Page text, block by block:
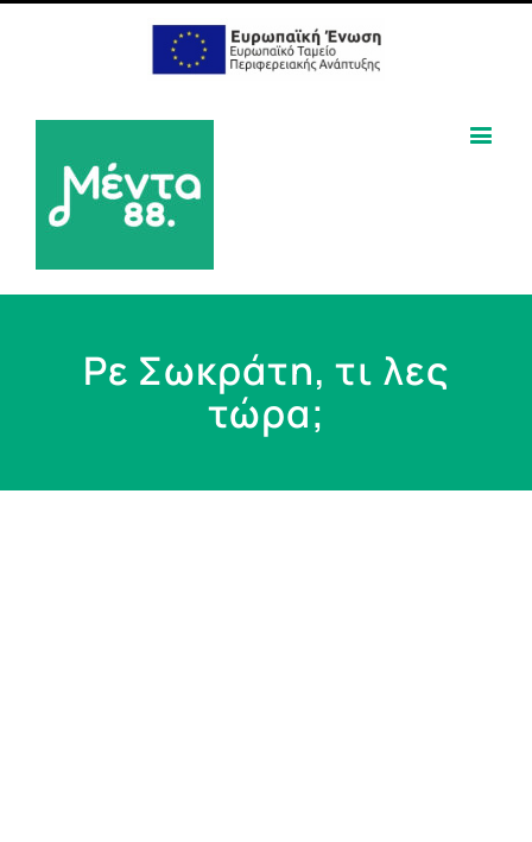
Ρε Σωκράτη, τι λες
τώρα;